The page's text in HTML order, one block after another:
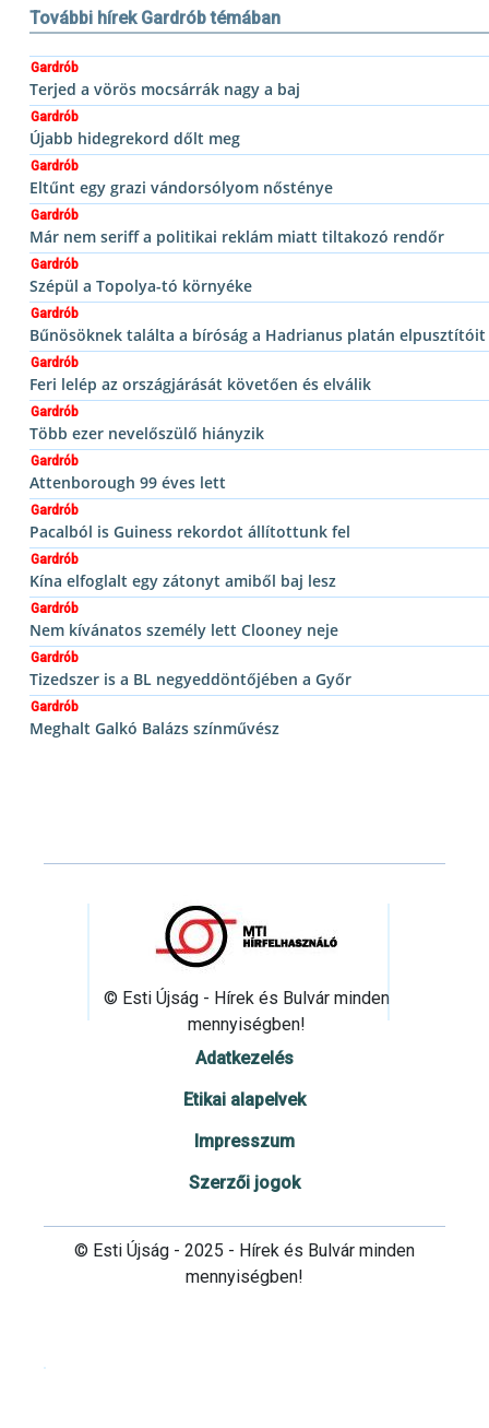
További hírek Gardrób témában
Gardrób
Terjed a vörös mocsárrák nagy a baj
Gardrób
Újabb hidegrekord dőlt meg
Gardrób
Eltűnt egy grazi vándorsólyom nősténye
Gardrób
Már nem seriff a politikai reklám miatt tiltakozó rendőr
Gardrób
Szépül a Topolya-tó környéke
Gardrób
Bűnösöknek találta a bíróság a Hadrianus platán elpusztítóit
Gardrób
Feri lelép az országjárását követően és elválik
Gardrób
Több ezer nevelőszülő hiányzik
Gardrób
Attenborough 99 éves lett
Gardrób
Pacalból is Guiness rekordot állítottunk fel
Gardrób
Kína elfoglalt egy zátonyt amiből baj lesz
Gardrób
Nem kívánatos személy lett Clooney neje
Gardrób
Tizedszer is a BL negyeddöntőjében a Győr
Gardrób
Meghalt Galkó Balázs színművész
© Esti Újság - Hírek és Bulvár minden
mennyiségben!
Adatkezelés
Etikai alapelvek
Impresszum
Szerzői jogok
© Esti Újság - 2025 - Hírek és Bulvár minden
mennyiségben!